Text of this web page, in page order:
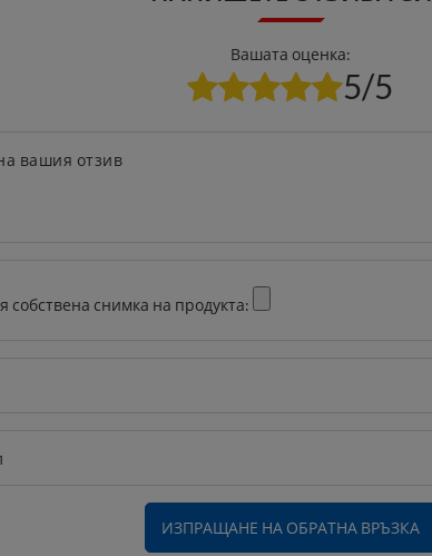
Вашата оценка:
5/5
вашия отзив
собствена снимка на продукта:
ИЗПРАЩАНЕ НА ОБРАТНА ВРЪЗКА